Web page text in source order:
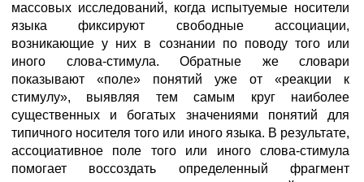
массовых исследований, когда испытуемые носители
языка фиксируют свободные ассоциации,
возникающие у них в сознании по поводу того или
иного слова-стимула. Обратные же словари
показывают «поле» понятий уже от «реакции к
стимулу», выявляя тем самым круг наиболее
существенных и богатых значениями понятий для
типичного носителя того или иного языка. В результате,
ассоциативное поле того или иного слова-стимула
помогает воссоздать определенный фрагмент